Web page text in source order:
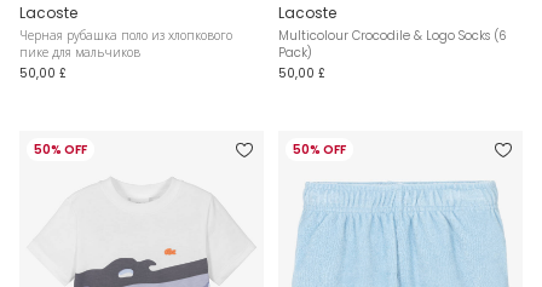
Lacoste
Черная рубашка поло из хлопкового
пике для мальчиков
50,00 £
Lacoste
Multicolour Crocodile & Logo Socks (6
Pack)
50,00 £
50% OFF 50% OFF